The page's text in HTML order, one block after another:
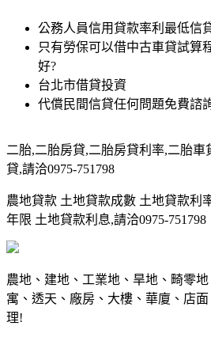
公務人員信用貸款率利最低信
只有勞保可以借中古車貸試算
好?
台北市借貸投資
代償民間信貸任何問題免費諮
二胎,二胎房貸,二胎房貸利率,二胎車
貸,請洽0975-751798
農地貸款 土地貸款成數 土地貸款利
年限 土地貸款利息,請洽0975-751798
農地、建地、工業地、旱地、畸零
寓、透天、廠房、大樓、華廈、店
理!